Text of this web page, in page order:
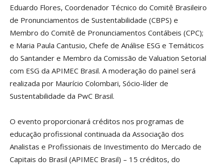
Eduardo Flores, Coordenador Técnico do Comitê Brasileiro
de Pronunciamentos de Sustentabilidade (CBPS) e
Membro do Comitê de Pronunciamentos Contábeis (CPC);
e Maria Paula Cantusio, Chefe de Análise ESG e Temáticos
do Santander e Membro da Comissão de Valuation Setorial
com ESG da APIMEC Brasil. A moderação do painel será
realizada por Maurício Colombari, Sócio-líder de
Sustentabilidade da PwC Brasil.
O evento proporcionará créditos nos programas de
educação profissional continuada da Associação dos
Analistas e Profissionais de Investimento do Mercado de
Capitais do Brasil (APIMEC Brasil) – 15 créditos, do